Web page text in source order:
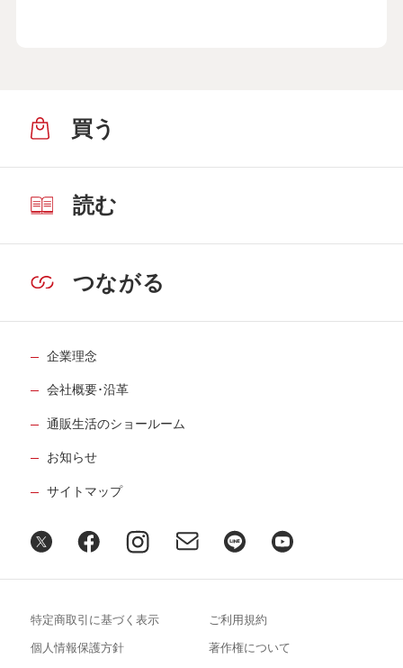
買う
読む
つながる
企業理念
会社概要･沿革
通販生活のショールーム
お知らせ
サイトマップ
特定商取引に基づく表示 ご利用規約
個人情報保護方針 著作権について